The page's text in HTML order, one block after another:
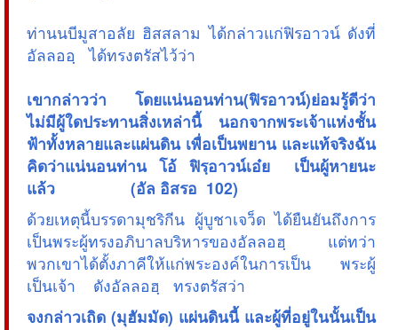
ท่านนบีมูสาอลัย ฮิสสลาม ได้กล่าวแก่ฟิรอาวน์ ดังที่
อัลลออฺ ได้ทรงตรัสไว้ว่า
เขากล่าวว่า โดยแน่นอนท่าน(ฟิรอาวน์)ย่อมรู้ดีว่า
ไม่มีผู้ใดประทานสิ่งเหล่านี้ นอกจากพระเจ้าแห่งชั้น
ฟ้าทั้งหลายและแผ่นดิน เพื่อเป็นพยาน และแท้จริงฉัน
คิดว่าแน่นอนท่าน โอ้ ฟิรฺอาวน์เอ๋ย เป็นผู้หายนะ
แล้ว (อัล อิสรอ 102)
ด้วยเหตุนี้บรรดามุชริกีน ผู้บูชาเจว็ด ได้ยืนยันถึงการ
เป็นพระผู้ทรงอภิบาลบริหารของอัลลอฮฺ แต่ทว่า
พวกเขาได้ตั้งภาคีให้แก่พระองค์ในการเป็น พระผู้
เป็นเจ้า ดังอัลลอฮฺ ทรงตรัสว่า
จงกล่าวเถิด (มุฮัมมัด) แผ่นดินนี้ และผู้ที่อยู่ในนั้นเป็น